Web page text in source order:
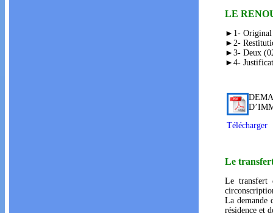
LE
►1- Original
►2-
►3- Deux
►4-
Télécharger
Le
Le transfert
La demande
résidence et